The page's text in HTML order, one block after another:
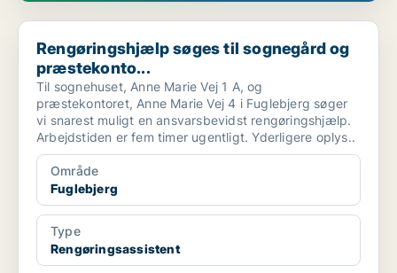
Rengøringshjælp søges til sognegård og præstekonto...
Rengøringshjælp søges til sognegård og
præstekonto...
Til sognehuset, Anne Marie Vej 1 A, og
præstekontoret, Anne Marie Vej 4 i Fuglebjerg søger
vi snarest muligt en ansvarsbevidst rengøringshjælp.
Arbejdstiden er fem timer ugentligt. Yderligere oplys..
Område
Fuglebjerg
Type
Rengøringsassistent